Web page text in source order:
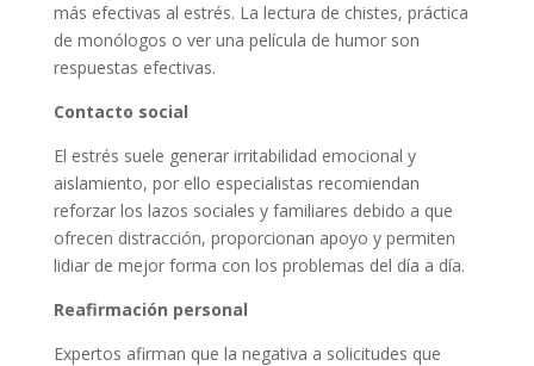
más efectivas al estrés. La lectura de chistes, práctica
de monólogos o ver una película de humor son
respuestas efectivas.
Contacto social
El estrés suele generar irritabilidad emocional y
aislamiento, por ello especialistas recomiendan
reforzar los lazos sociales y familiares debido a que
ofrecen distracción, proporcionan apoyo y permiten
lidiar de mejor forma con los problemas del día a día.
Reafirmación personal
Expertos afirman que la negativa a solicitudes que